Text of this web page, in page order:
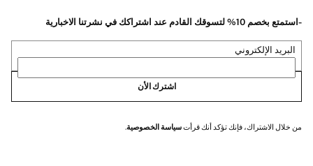
-استمتع بخصم 10% لتسوقك القادم عند اشتراكك في نشرتنا الاخبارية
البريد الإلكتروني
اشترك الأن
من خلال الاشتراك، فإنك تؤكد أنك قرأتسياسة الخصوصية.